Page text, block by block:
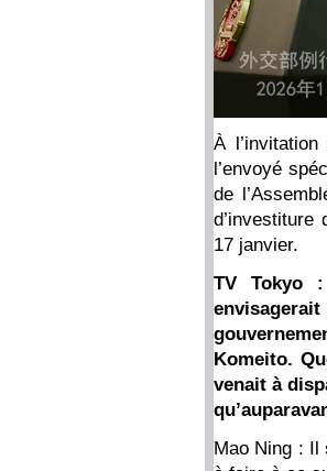
À
l’envoyé
de
d’investiture
17 janvier.
TV Tokyo
Komeito.
venait à
Mao Ning : Il